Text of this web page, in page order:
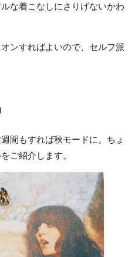
な着こなしにさりげないかわ
ンすればよいので、セルフ派
間もすれば秋モードに。ちょ
ご紹介します。